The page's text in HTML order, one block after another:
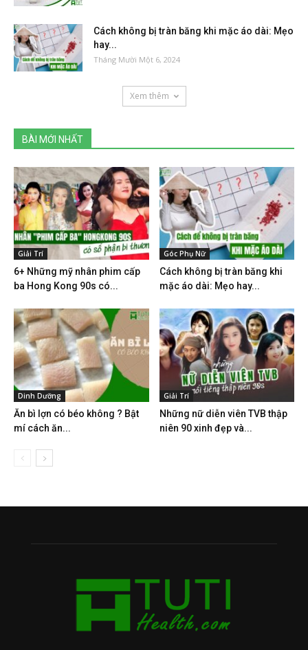
Cách không bị tràn băng khi mặc áo dài: Mẹo
hay...
Tháng Mười Một 6, 2024
Xem thêm
BÀI MỚI NHẤT
Giải Trí
6+ Những mỹ nhân phim cấp
ba Hong Kong 90s có...
Góc Phụ Nữ
Cách không bị tràn băng khi
mặc áo dài: Mẹo hay...
Dinh Dưỡng
Ăn bì lợn có béo không ? Bật
mí cách ăn...
Giải Trí
Những nữ diễn viên TVB thập
niên 90 xinh đẹp và...